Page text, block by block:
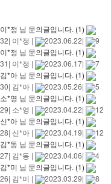
이*정 님 문의글입니다. (1)
32| 이*정 | 2023.06.22|
9
이*정 님 문의글입니다. (1)
31| 이*정 | 2023.06.17|
7
김*아 님 문의글입니다. (1)
30| 김*아 | 2023.05.26|
5
소*영 님 문의글입니다. (1)
29| 소*영 | 2023.04.22|
12
신*아 님 문의글입니다. (1)
28| 신*아 | 2023.04.19|
12
김*동 님 문의글입니다. (1)
27| 김*동 | 2023.04.06|
4
김*미 님 문의글입니다. (1)
26| 김*미 | 2023.03.29|
8